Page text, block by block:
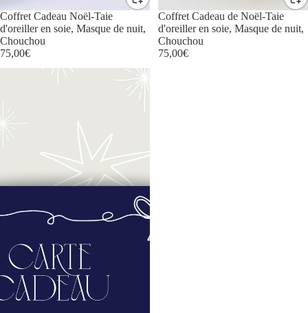
Coffret Cadeau Noël-Taie
d'oreiller en soie, Masque de nuit,
Chouchou
75,00€
Coffret Cadeau de Noël-Taie
d'oreiller en soie, Masque de nuit,
Chouchou
75,00€